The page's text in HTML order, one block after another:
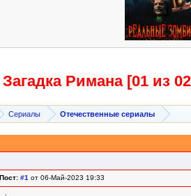
Загадка Римана [01 из
Сериалы Отечественные сериалы
Пост: #1 от 06-Май-2023 19:33